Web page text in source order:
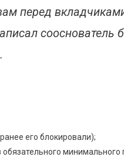
перед
сооснователь
.
его блокировали);
обязательного